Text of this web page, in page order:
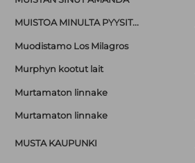
MUISTOA MINULTA PYYSIT...
Muodistamo Los Milagros
Murphyn kootut lait
Murtamaton linnake
Murtamaton linnake
MUSTA KAUPUNKI